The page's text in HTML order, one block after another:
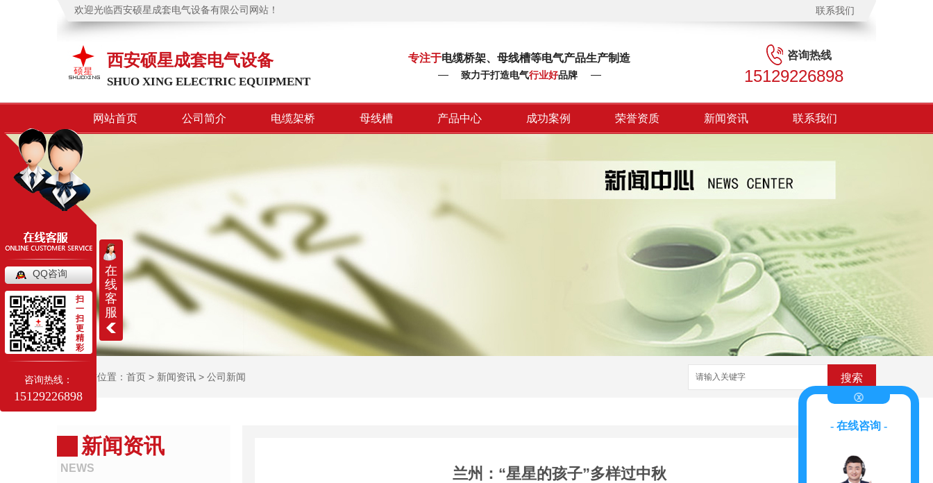
欢迎光临西安硕星成套电气设备有限公司网站！ 联系我们
西安硕星成套电气设备
SHUO XING ELECTRIC EQUIPMENT
专注于电缆桥架、母线槽等电气产品生产制造
致力于打造电气行业好品牌
咨询热线
15129226898
网站首页 公司简介 电缆架桥 母线槽 产品中心 成功案例 荣誉资质 新闻资讯 联系我们
当前位置： 首页 > 新闻资讯 > 公司新闻 搜索
新闻资讯
NEWS 兰州：“星星的孩子”多样过中秋
在
线
客
服
QQ咨询
扫
一
扫
更
精
彩
咨询热线：
15129226898
- 在线咨询 -